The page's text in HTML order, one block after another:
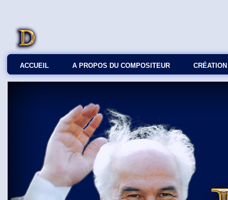
ACCUEIL A PROPOS DU COMPOSITEUR СRÉATION